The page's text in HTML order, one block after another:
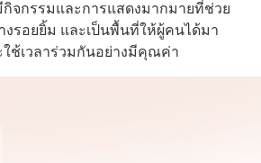
จกรรมและการแสดงมากมายที่ช่วย
งรอยยิ้ม และเป็นพื้นที่ให้ผู้คนได้มา
ช้เวลาร่วมกันอย่างมีคุณค่า